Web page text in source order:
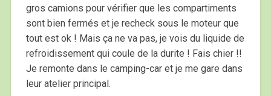
gros camions pour vérifier que les compartiments
sont bien fermés et je recheck sous le moteur que
tout est ok ! Mais ça ne va pas, je vois du liquide de
refroidissement qui coule de la durite ! Fais chier !!
Je remonte dans le camping-car et je me gare dans
leur atelier principal.